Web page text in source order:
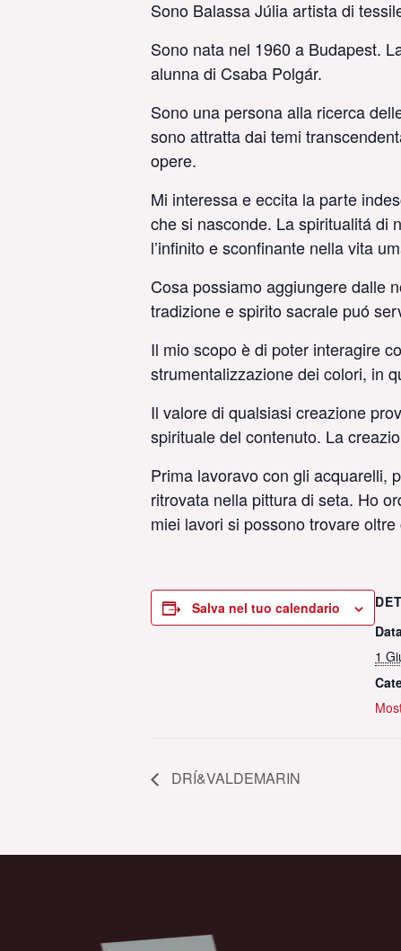
Sono Balassa Júlia artista di
Sono nata nel 1960 a Budapest.
alunna di Csaba Polgár.
Sono una persona alla ricerca
sono attratta dai temi
opere.
Mi interessa e eccita la parte
che si nasconde. La spiritualitá di
l’infinito e sconfinante nella vita
Cosa possiamo aggiungere dalle
tradizione e spirito sacrale puó
Il mio scopo è di poter interagire
strumentalizzazione dei colori, in
Il valore di qualsiasi creazione
spirituale del contenuto. La
Prima lavoravo con gli acquarelli,
ritrovata nella pittura di seta. Ho
miei lavori si possono trovare
Salva nel tuo calendario
1
DRÍ&VALDEMARIN